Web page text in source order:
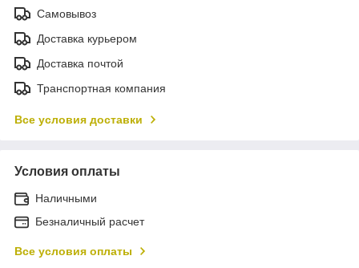
Самовывоз
Доставка курьером
Доставка почтой
Транспортная компания
Все условия доставки
Условия оплаты
Наличными
Безналичный расчет
Все условия оплаты